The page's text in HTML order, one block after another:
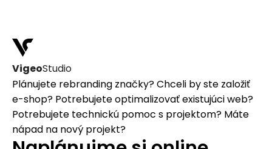
VigeoStudio
Plánujete rebranding značky?Chceli by ste založiť
e-shop? Potrebujeteoptimalizovaťexistujúci web?
Potrebujete technickú pomoc s projektom? Máte
nápad na nový projekt?